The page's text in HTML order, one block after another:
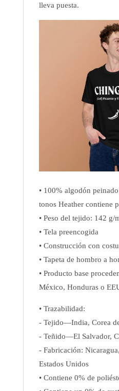
lleva puesta.
• 100% algodón
tonos Heather contiene
• Peso del tejido: 142 g/
• Tela preencogida
• Construcción con
• Tapeta de hombro a
• Producto base
México, Honduras o
• Trazabilidad:
- Tejido—India, Corea
- Teñido—El Salvador,
- Fabricación:
Estados Unidos
• Contiene 0% de